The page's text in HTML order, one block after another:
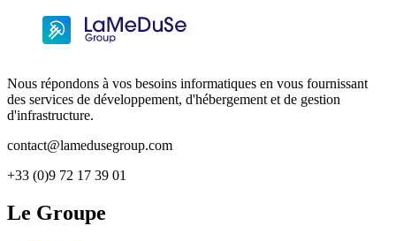
Nous répondons à vos besoins informatiques en vous fournissant
des services de développement, d'hébergement et de gestion
d'infrastructure.
contact@lamedusegroup.com
+33 (0)9 72 17 39 01
Le Groupe